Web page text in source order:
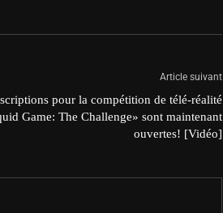
Article suivant
pour la compétition de télé-réalité
Game: The Challenge» sont maintenant
ouvertes! [Vidéo]